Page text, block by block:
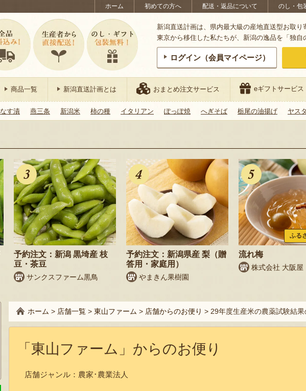
ホーム 初めての方へ 配送・返品について のし・包
新潟直送計画は、県内最大級の産地直送型お取り
東京から移住した私たちが、新潟の逸品を「独自
ログイン（会員マイページ）
商品一覧 新潟直送計画とは おまとめ注文サービス eギフトサービス
なす漬 燕三条 新潟米 柿の種 イタリアン ぽっぽ焼 へぎそば 栃尾の油揚げ ヤス
予約注文：新潟 黒埼産 枝
豆・茶豆
サンクスファーム黒鳥
予約注文：新潟県産 梨（贈
答用・家庭用）
やまきん果樹園
ふる
流れ梅
株式会社 大阪屋
ホーム > 店舗一覧 > 東山ファーム > 店舗からのお便り > 29年度生産米の農薬試験結果
「東山ファーム」からのお便り
店舗ジャンル： 農家･農業法人